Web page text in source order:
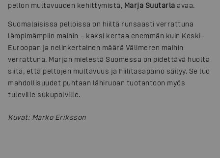
pellon multavuuden kehittymistä, Marja Suutarla avaa.
Suomalaisissa pelloissa on hiiltä runsaasti verrattuna
lämpimämpiin maihin – kaksi kertaa enemmän kuin Keski-
Euroopan ja nelinkertainen määrä Välimeren maihin
verrattuna. Marjan mielestä Suomessa on pidettävä huolta
siitä, että peltojen multavuus ja hiilitasapaino säilyy. Se luo
mahdollisuudet puhtaan lähiruoan tuotantoon myös
tuleville sukupolville.
Kuvat: Marko Eriksson